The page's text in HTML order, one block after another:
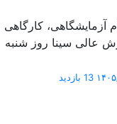
آزمایشگاهی، کارگاهی
عالی سینا روز شنبه
13 بازدید